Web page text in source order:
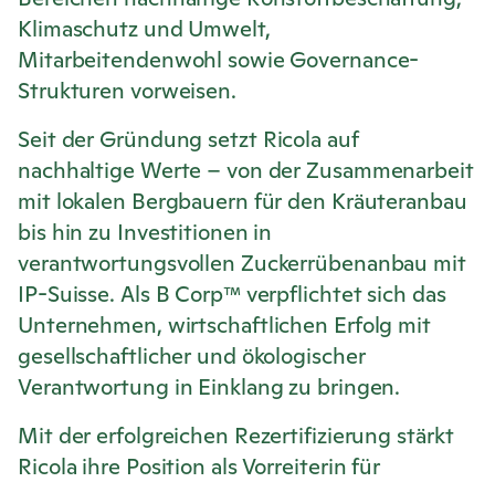
Klimaschutz und Umwelt,
Mitarbeitendenwohl sowie Governance-
Strukturen vorweisen.
Seit der Gründung setzt Ricola auf
nachhaltige Werte – von der Zusammenarbeit
mit lokalen Bergbauern für den Kräuteranbau
bis hin zu Investitionen in
verantwortungsvollen Zuckerrübenanbau mit
IP-Suisse. Als B Corp™ verpflichtet sich das
Unternehmen, wirtschaftlichen Erfolg mit
gesellschaftlicher und ökologischer
Verantwortung in Einklang zu bringen.
Mit der erfolgreichen Rezertifizierung stärkt
Ricola ihre Position als Vorreiterin für